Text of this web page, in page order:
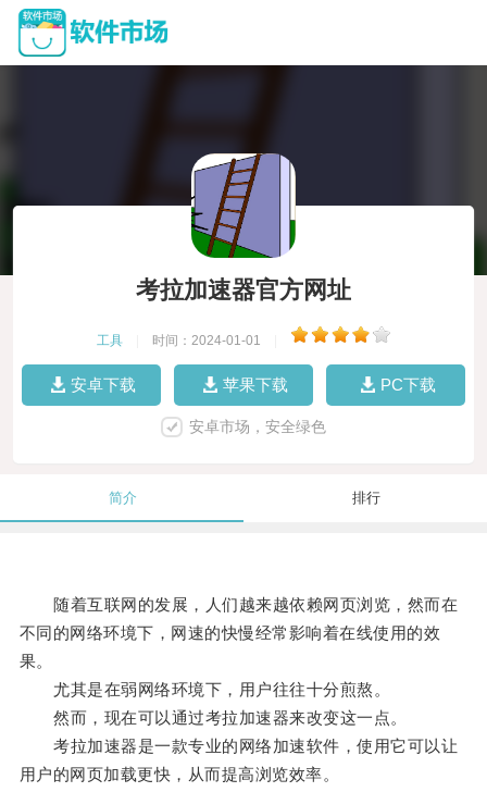
考拉加速器官方网址
工具 时间：2024-01-01
安卓下载 苹果下载 PC下载
安卓市场，安全绿色
简介 排行
随着互联网的发展，人们越来越依赖网页浏览，然而在
不同的网络环境下，网速的快慢经常影响着在线使用的效
果。
尤其是在弱网络环境下，用户往往十分煎熬。
然而，现在可以通过考拉加速器来改变这一点。
考拉加速器是一款专业的网络加速软件，使用它可以让
用户的网页加载更快，从而提高浏览效率。